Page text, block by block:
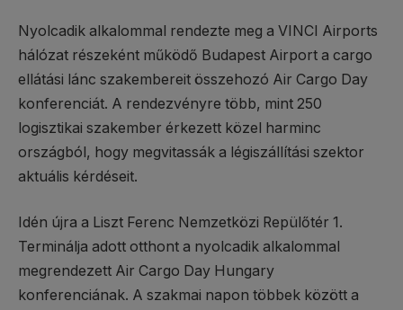
Nyolcadik alkalommal rendezte meg a VINCI Airports
hálózat részeként működő Budapest Airport a cargo
ellátási lánc szakembereit összehozó Air Cargo Day
konferenciát. A rendezvényre több, mint 250
logisztikai szakember érkezett közel harminc
országból, hogy megvitassák a légiszállítási szektor
aktuális kérdéseit.
Idén újra a Liszt Ferenc Nemzetközi Repülőtér 1.
Terminálja adott otthont a nyolcadik alkalommal
megrendezett Air Cargo Day Hungary
konferenciának. A szakmai napon többek között a